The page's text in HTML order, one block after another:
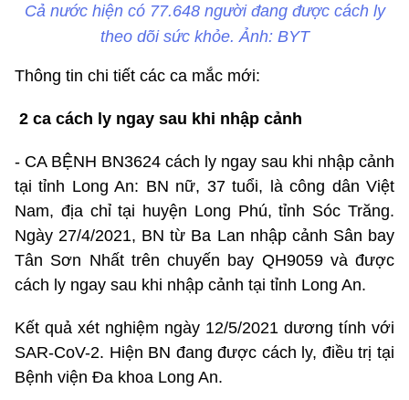
Cả nước hiện có 77.648 người đang được cách ly
theo dõi sức khỏe. Ảnh: BYT
Thông tin chi tiết các ca mắc mới:
2 ca cách ly ngay sau khi nhập cảnh
- CA BỆNH BN3624 cách ly ngay sau khi nhập cảnh
tại tỉnh Long An: BN nữ, 37 tuổi, là công dân Việt
Nam, địa chỉ tại huyện Long Phú, tỉnh Sóc Trăng.
Ngày 27/4/2021, BN từ Ba Lan nhập cảnh Sân bay
Tân Sơn Nhất trên chuyến bay QH9059 và được
cách ly ngay sau khi nhập cảnh tại tỉnh Long An.
Kết quả xét nghiệm ngày 12/5/2021 dương tính với
SAR-CoV-2. Hiện BN đang được cách ly, điều trị tại
Bệnh viện Đa khoa Long An.